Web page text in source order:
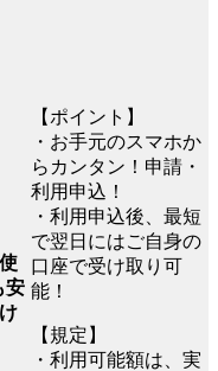
安
【ポイント】
・お手元のスマホか
らカンタン！申請・
利用申込！
・利用申込後、最短
で翌日にはご自身の
口座で受け取り可
能！
【規定】
・利用可能額は、実